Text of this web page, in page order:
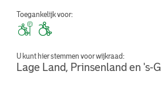
Toegankelijk voor:
U kunt hier stemmen voor wijkraad:
Lage Land, Prinsenland en 's-